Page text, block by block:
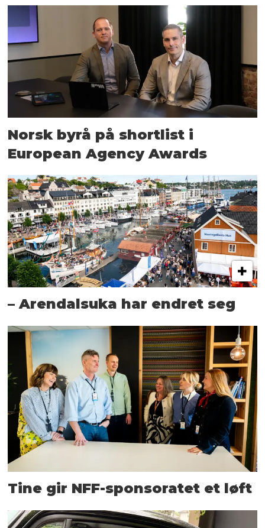
Norsk byrå på shortlist i
European Agency Awards
– Arendalsuka har endret seg
Tine gir NFF-sponsoratet et løft